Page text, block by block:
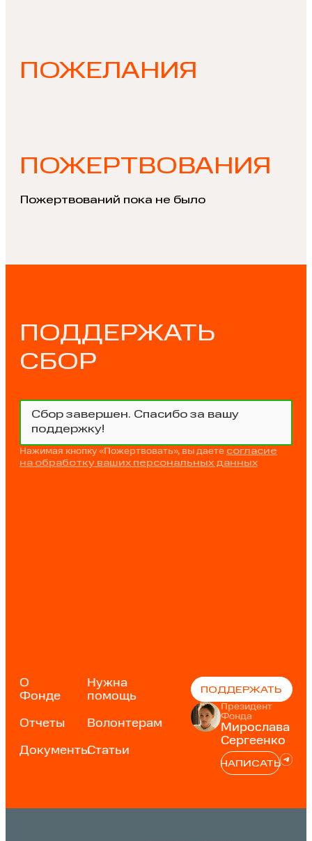
ПОЖЕЛАНИЯ
ПОЖЕРТВОВАНИЯ
Пожертвований пока не было
ПОДДЕРЖАТЬ
СБОР
Сбор завершен. Спасибо за вашу
поддержку!
Нажимая кнопку «Пожертвовать», вы даете согласие
на обработку ваших персональных данных
О
Фонде
Отчеты
Документы
Нужна
помощь
Волонтерам
Статьи
ПОДДЕРЖАТЬ
Президент
Фонда
Мирослава
Сергеенко
НАПИСАТЬ